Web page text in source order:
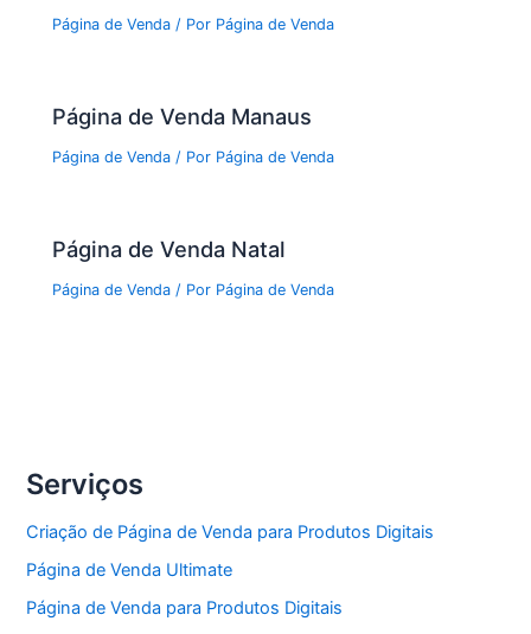
Página de Venda / Por Página de Venda
Página de Venda Manaus
Página de Venda / Por Página de Venda
Página de Venda Natal
Página de Venda / Por Página de Venda
Serviços
Criação de Página de Venda para Produtos Digitais
Página de Venda Ultimate
Página de Venda para Produtos Digitais